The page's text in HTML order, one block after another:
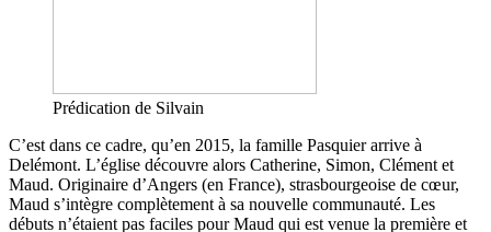
Prédication de Silvain
C’est dans ce cadre, qu’en 2015, la famille Pasquier arrive à
Delémont. L’église découvre alors Catherine, Simon, Clément et
Maud. Originaire d’Angers (en France), strasbourgeoise de cœur,
Maud s’intègre complètement à sa nouvelle communauté. Les
débuts n’étaient pas faciles pour Maud qui est venue la première et